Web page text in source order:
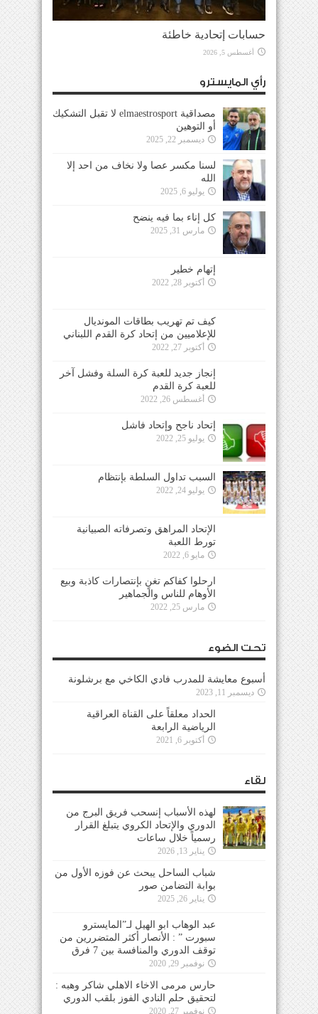
حسابات إتحادية خاطئة
أغسطس 5, 2026
رأي المايسترو
مصداقية elmaestrosport لا تقبل التشكيك
أو التوهين
ديسمبر 22, 2025
لسنا مكسر عصا ولا نخاف من احد إلا
الله
يوليو 6, 2025
كل إناء بما فيه ينضح
مارس 31, 2025
إتهام خطير
أكتوبر 28, 2022
كيف تم تهريب بطاقات المونديال
للإعلاميين من إتحاد كرة القدم اللبناني
أكتوبر 27, 2022
إنجاز جديد للعبة كرة السلة وفشل آخر
للعبة كرة القدم
أغسطس 26, 2022
إتحاد ناجح وإتحاد فاشل
يوليو 25, 2022
السبب تداول السلطة بإنتظام
يوليو 24, 2022
الإتحاد المراهق وتصرفاته الصبيانية
تورط اللعبة
مايو 6, 2022
ارحلوا كفاكم تغنٍ بإنتصارات كاذبة وبيع
الأوهام للناس والجماهير
مارس 25, 2022
تحت الضوء
أسبوع معايشة للمدرب فادي الكاخي مع برشلونة
ديسمبر 11, 2023
الحداد معلقاً على القناة العراقية
الرياضية الرابعة
أكتوبر 6, 2021
لقاء
لهذه الأسباب إنسحب فريق البرج من
الدوري والإتحاد الكروي يتبلغ القرار
رسمياً خلال ساعات
يناير 13, 2026
شباب الساحل يبحث عن فوزه الأول من
بوابة التضامن صور
يناير 26, 2025
عبد الوهاب ابو الهيل لـ”المايسترو
سبورت ” : الأنصار أكثر المتضررين من
توقف الدوري والمنافسة بين 7 فرق
نوفمبر 29, 2020
حارس مرمى الاخاء الاهلي شاكر وهبه :
لتحقيق حلم النادي الفوز بلقب الدوري
نوفمبر 27, 2020